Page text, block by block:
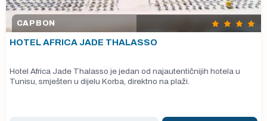
CAP BON
HOTEL AFRICA JADE THALASSO
Hotel Africa Jade Thalasso je jedan od najautentičnijih hotela u
Tunisu, smješten u dijelu Korba, direktno na plaži.